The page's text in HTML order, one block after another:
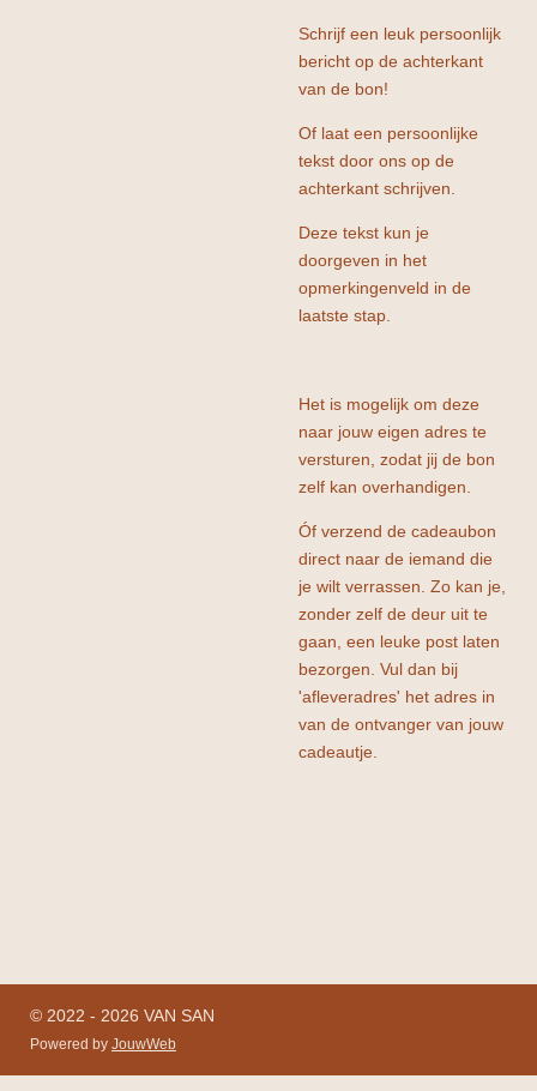
Schrijf een leuk persoonlijk
bericht op de achterkant
van de bon!
Of laat een persoonlijke
tekst door ons op de
achterkant schrijven.
Deze tekst kun je
doorgeven in het
opmerkingenveld in de
laatste stap.
Het is mogelijk om deze
naar jouw eigen adres te
versturen, zodat jij de bon
zelf kan overhandigen.
Óf verzend de cadeaubon
direct naar de iemand die
je wilt verrassen. Zo kan je,
zonder zelf de deur uit te
gaan, een leuke post laten
bezorgen. Vul dan bij
'afleveradres' het adres in
van de ontvanger van jouw
cadeautje.
© 2022 - 2026 VAN SAN
Powered by JouwWeb